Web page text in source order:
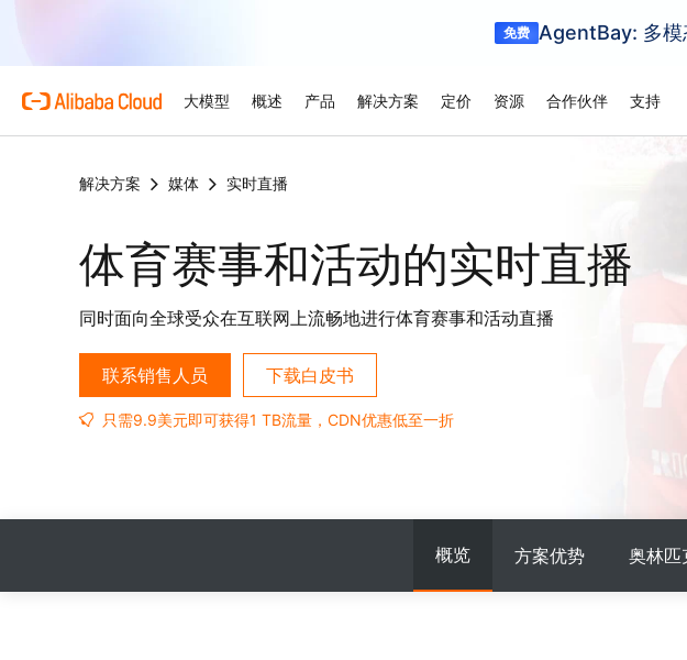
免费 AgentBay: 多
大模型 概述 产品 解决方案 定价 资源 合作伙伴 支持
解决方案 媒体 实时直播
体育赛事和活动的实时直播
同时面向全球受众在互联网上流畅地进行体育赛事和活动直播
联系销售人员 下载白皮书
只需9.9美元即可获得1 TB流量，CDN优惠低至一折
概览 方案优势 奥林匹
模型
Qwen3.8-Max
赋能编码与专业办公的巨大飞跃
Qwen-Image-3.0
电影级图生视频，富有情感层次与视觉冲
电影级创
高保真文
Wan2.7-
AI驱动的云技术
探索阿里云全球数据中心和产品部署区域
阿里云全球办事处
我们在全球4大洲设有办事处，服务网络贴
身相伴
借助阿里云
全球合作
携手共建
境，守护
产品
特色产品
人工智能与机器学习
计算
轻松驾驭业界领先的AI模型，为您的AI之旅强力加速
数字证书管理服务（原SSL证书）
在您的网站与用户之间建立安全可靠的连接
在任何地
容器服
在云端存
行业解决方案
技术解决方案
人工智能
零售
触达与高效转化
体育
用智能技术
弹性定价策略，最大化释放阿里云价值
免费试用80多款云产品。
根据您的使
估算
产品文档和常见问题
设计可靠、安全、高效的云架构。
智能解决方案搜索
由AI驱动，帮助您快速寻找最佳解决方案
前沿科技资
深度技术
理与深层逻辑
携手共建并发展AI解决方案
阿里云为ISV合作伙伴提供资源开放、市场
准入及市场拓展支持
探索阿里云
署的解决方
由专家提供的服务，助力您规划、迁移和
优化云上之旅
支持计划
灵活支持每个发展阶段——从初创企业到
大型企业
为合作伙伴
的服务经理